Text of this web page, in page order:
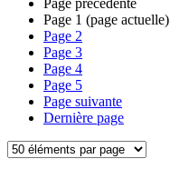
Page précédente
Page 1 (page actuelle)
Page 2
Page 3
Page 4
Page 5
Page suivante
Dernière page